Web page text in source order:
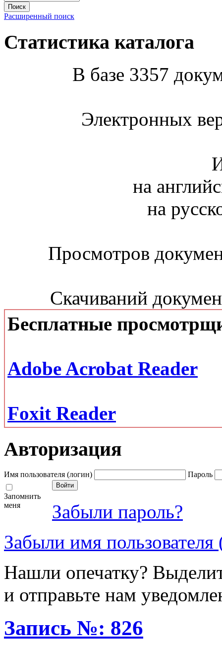
Расширенный поиск
Статистика каталога
В базе 3357
Электронных
на
на
Просмотров
Скачиваний
Бесплатные
Adobe Acrobat Reader
Foxit Reader
Авторизация
Имя пользователя (логин) Пароль
Запомнить
меня
Забыли пароль?
Забыли имя пользователя
Нашли опечатку?
и отправьте нам
Запись №: 826